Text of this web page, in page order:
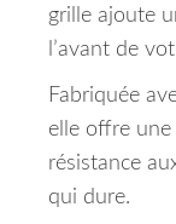
grille ajoute
l’avant de
Fabriquée
elle offre
résistance
qui dure.